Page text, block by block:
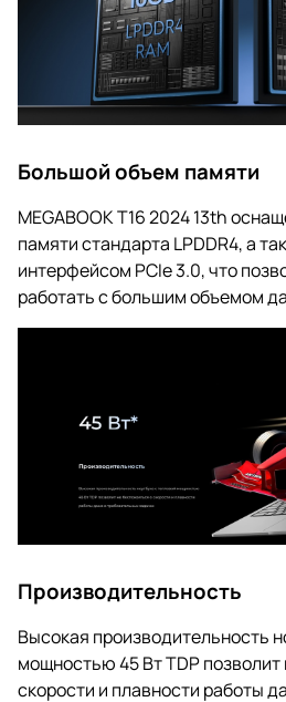
Большой объем памяти
MEGABOOK T16 2024 13th
памяти стандарта LPDDR4, а
интерфейсом PCIe 3.0, что
работать с большим объемом
Производительность
Высокая производительность
мощностью 45 Вт TDP позволит
скорости и плавности работы